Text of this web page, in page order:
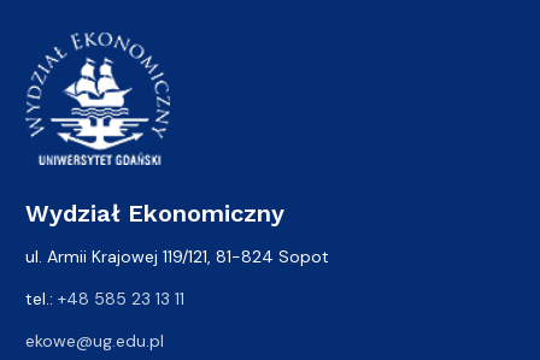
Wydział Ekonomiczny
ul. Armii Krajowej 119/121, 81-824 Sopot
tel.: +48 585 23 13 11
ekowe@ug.edu.pl